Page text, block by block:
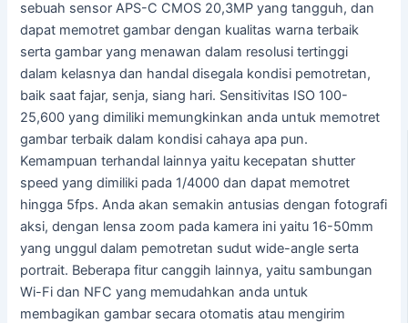
sebuah sensor APS-C CMOS 20,3MP yang tangguh, dan
dapat memotret gambar dengan kualitas warna terbaik
serta gambar yang menawan dalam resolusi tertinggi
dalam kelasnya dan handal disegala kondisi pemotretan,
baik saat fajar, senja, siang hari. Sensitivitas ISO 100-
25,600 yang dimiliki memungkinkan anda untuk memotret
gambar terbaik dalam kondisi cahaya apa pun.
Kemampuan terhandal lainnya yaitu kecepatan shutter
speed yang dimiliki pada 1/4000 dan dapat memotret
hingga 5fps. Anda akan semakin antusias dengan fotografi
aksi, dengan lensa zoom pada kamera ini yaitu 16-50mm
yang unggul dalam pemotretan sudut wide-angle serta
portrait. Beberapa fitur canggih lainnya, yaitu sambungan
Wi-Fi dan NFC yang memudahkan anda untuk
membagikan gambar secara otomatis atau mengirim